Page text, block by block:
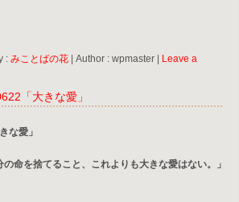
: みことばの花 | Author : wpmaster | Leave a
「大きな愛」
な愛」
の命を捨てること、これよりも大きな愛はない。」